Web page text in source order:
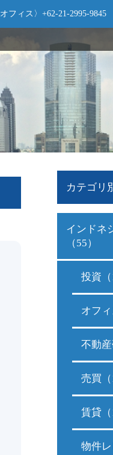
オフィス〉+62-21-2995-9845
カテゴリ
インドネ
（55）
投資（
オフィ
不動産
売買（
賃貸（
物件レ